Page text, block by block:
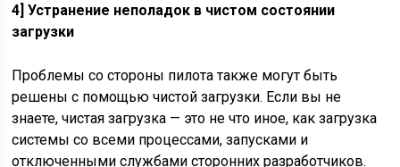
4] Устранение неполадок в чистом состоянии
загрузки
Проблемы со стороны пилота также могут быть
решены с помощью чистой загрузки. Если вы не
знаете, чистая загрузка — это не что иное, как загрузка
системы со всеми процессами, запусками и
отключенными службами сторонних разработчиков.